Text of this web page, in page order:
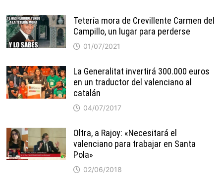
Tetería mora de Crevillente Carmen del
Campillo, un lugar para perderse
01/07/2021
La Generalitat invertirá 300.000 euros
en un traductor del valenciano al
catalán
04/07/2017
Oltra, a Rajoy: «Necesitará el
valenciano para trabajar en Santa
Pola»
02/06/2018